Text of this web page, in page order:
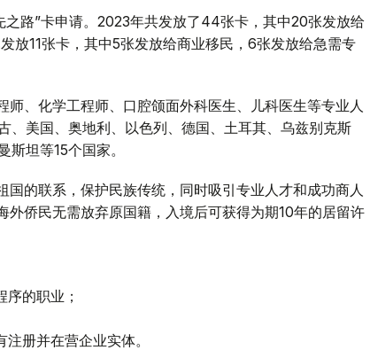
路”卡申请。2023年共发放了44张卡，其中20张发放给
放11张卡，其中5张发放给商业移民，6张发放给急需专
师、化学工程师、口腔颌面外科医生、儿科医生等专业人
、美国、奥地利、以色列、德国、土耳其、乌兹别克斯
坦等15个国家。
国的联系，保护民族传统，同时吸引专业人才和成功商人
外侨民无需放弃原国籍，入境后可获得为期10年的居留许
的职业；
册并在营企业实体。